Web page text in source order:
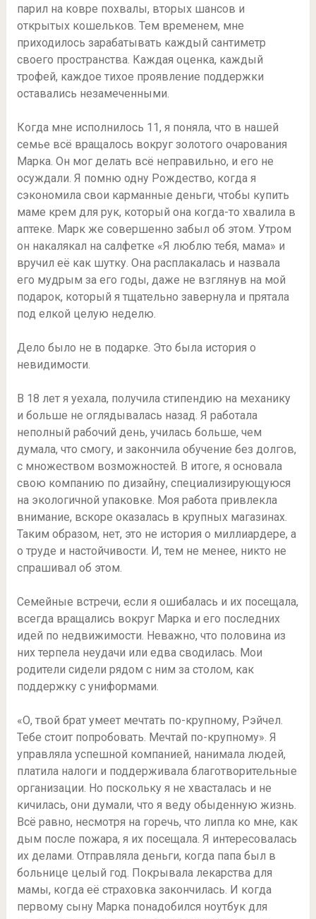
парил на ковре похвалы, вторых шансов и
открытых кошельков. Тем временем, мне
приходилось зарабатывать каждый сантиметр
своего пространства. Каждая оценка, каждый
трофей, каждое тихое проявление поддержки
оставались незамеченными.
Когда мне исполнилось 11, я поняла, что в нашей
семье всё вращалось вокруг золотого очарования
Марка. Он мог делать всё неправильно, и его не
осуждали. Я помню одну Рождество, когда я
сэкономила свои карманные деньги, чтобы купить
маме крем для рук, который она когда-то хвалила в
аптеке. Марк же совершенно забыл об этом. Утром
он накалякал на салфетке «Я люблю тебя, мама» и
вручил её как шутку. Она расплакалась и назвала
его мудрым за его годы, даже не взглянув на мой
подарок, который я тщательно завернула и прятала
под елкой целую неделю.
Дело было не в подарке. Это была история о
невидимости.
В 18 лет я уехала, получила стипендию на механику
и больше не оглядывалась назад. Я работала
неполный рабочий день, училась больше, чем
думала, что смогу, и закончила обучение без долгов,
с множеством возможностей. В итоге, я основала
свою компанию по дизайну, специализирующуюся
на экологичной упаковке. Моя работа привлекла
внимание, вскоре оказалась в крупных магазинах.
Таким образом, нет, это не история о миллиардере, а
о труде и настойчивости. И, тем не менее, никто не
спрашивал об этом.
Семейные встречи, если я ошибалась и их посещала,
всегда вращались вокруг Марка и его последних
идей по недвижимости. Неважно, что половина из
них терпела неудачи или едва сводилась. Мои
родители сидели рядом с ним за столом, как
поддержку с униформами.
«О, твой брат умеет мечтать по-крупному, Рэйчел.
Тебе стоит попробовать. Мечтай по-крупному». Я
управляла успешной компанией, нанимала людей,
платила налоги и поддерживала благотворительные
организации. Но поскольку я не хвасталась и не
кичилась, они думали, что я веду обыденную жизнь.
Всё равно, несмотря на горечь, что липла ко мне, как
дым после пожара, я их посещала. Я интересовалась
их делами. Отправляла деньги, когда папа был в
больнице целый год. Покрывала лекарства для
мамы, когда её страховка закончилась. И когда
первому сыну Марка понадобился ноутбук для